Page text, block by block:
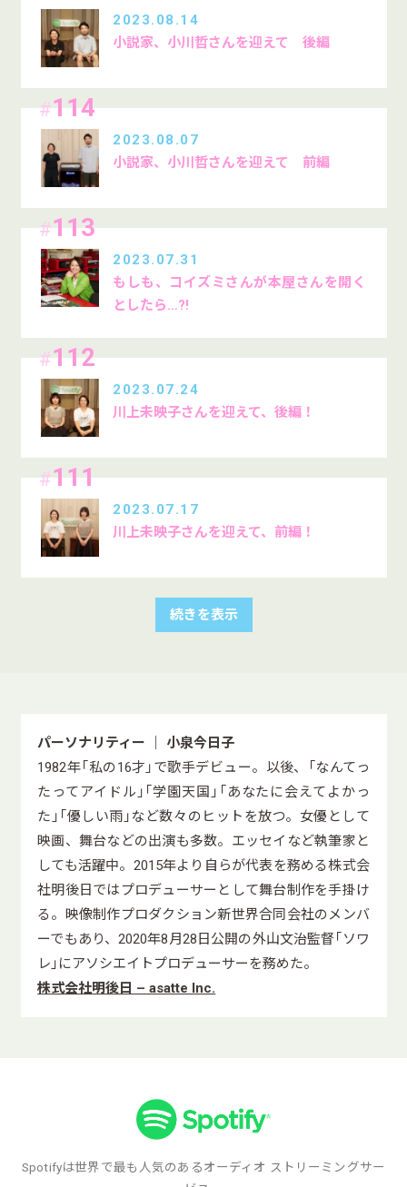
2023.08.14
小説家、小川哲さんを迎えて 後編
#114
2023.08.07
小説家、小川哲さんを迎えて 前編
#113
2023.07.31
もしも、コイズミさんが本屋さんを開く
としたら…?!
#112
2023.07.24
川上未映子さんを迎えて、後編！
#111
2023.07.17
川上未映子さんを迎えて、前編！
続きを表示
パーソナリティー ｜ 小泉今日子
1982年「私の16才」で歌手デビュー。以後、「なんてっ
たってアイドル」「学園天国」「あなたに会えてよかっ
た」「優しい雨」など数々のヒットを放つ。女優として
映画、舞台などの出演も多数。エッセイなど執筆家と
しても活躍中。2015年より自らが代表を務める株式会
社明後日ではプロデューサーとして舞台制作を手掛け
る。映像制作プロダクション新世界合同会社のメンバ
ーでもあり、2020年8月28日公開の外山文治監督「ソワ
レ」にアソシエイトプロデューサーを務めた。
株式会社明後日 – asatte Inc.
Spotifyは世界で最も人気のあるオーディオ ストリーミングサー